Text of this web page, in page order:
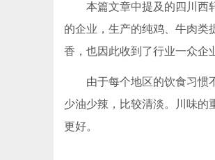
本篇文章中提及的四川西
的企业，生产的纯鸡、牛肉类
香，也因此收到了行业一众企
由于每个地区的饮食习惯
少油少辣，比较清淡。川味的
更好。